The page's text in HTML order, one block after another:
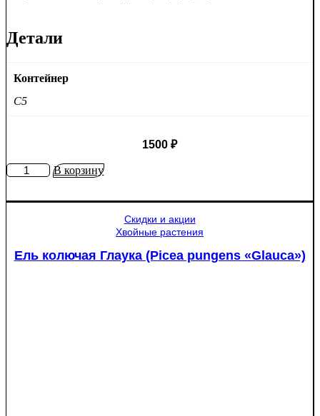
Детали
Контейнер
C5
1500 ₽
КоличествоВ корзину
Скидки и акции
Хвойные растения
Ель колючая Глаука (Picea pungens «Glauca»)